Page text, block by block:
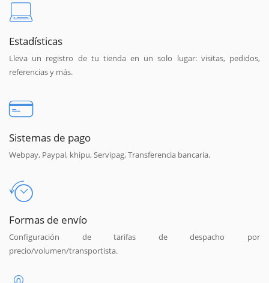
Estadísticas
Lleva un registro de tu tienda en un solo lugar: visitas, pedidos,
referencias y más.
Sistemas de pago
Webpay, Paypal, khipu, Servipag, Transferencia bancaria.
Formas de envío
Configuración de tarifas de despacho por
precio/volumen/transportista.